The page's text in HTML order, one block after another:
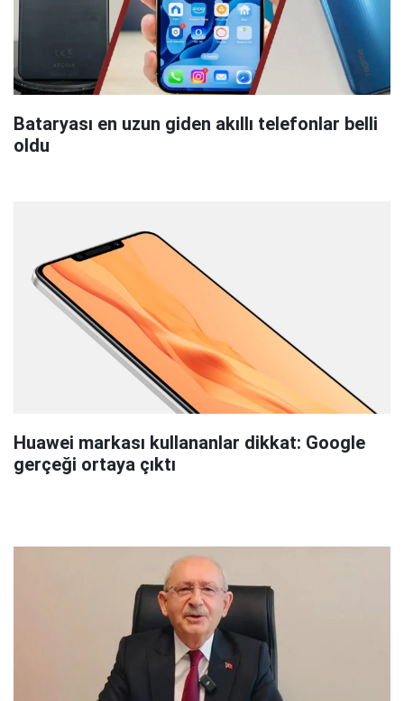
Bataryası en uzun giden akıllı telefonlar belli
oldu
Huawei markası kullananlar dikkat: Google
gerçeği ortaya çıktı